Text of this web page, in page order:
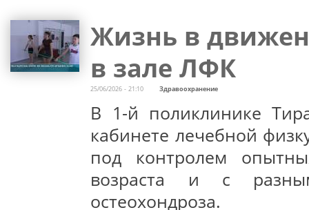
Жизнь в
в зале ЛФК
25/06/2026 - 21:10 Здравоохранение
В 1-й поликлинике
кабинете лечебной
под контролем
возраста и с
остеохондроза.